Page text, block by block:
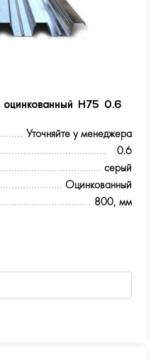
оцинкованный Н75 0.6
Уточняйте у менеджера
0.6
серый
Оцинкованный
800, мм